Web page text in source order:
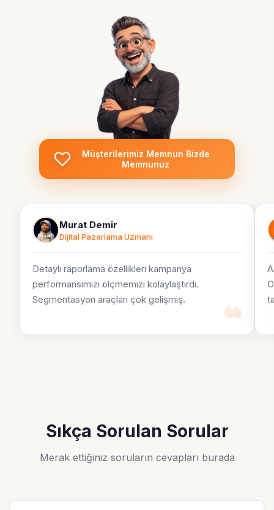
Müşterilerimiz Memnun Bizde
Memnunuz
Murat Demir
Dijital Pazarlama Uzmanı
Detaylı raporlama özellikleri kampanya
performansımızı ölçmemizi kolaylaştırdı.
Segmentasyon araçları çok gelişmiş.
Sıkça Sorulan Sorular
Merak ettiğiniz soruların cevapları burada